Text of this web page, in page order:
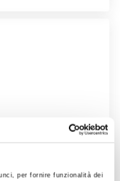
per fornire funzionalità dei